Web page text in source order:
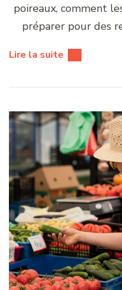
poireaux, comment
préparer pour des
Lire la suite